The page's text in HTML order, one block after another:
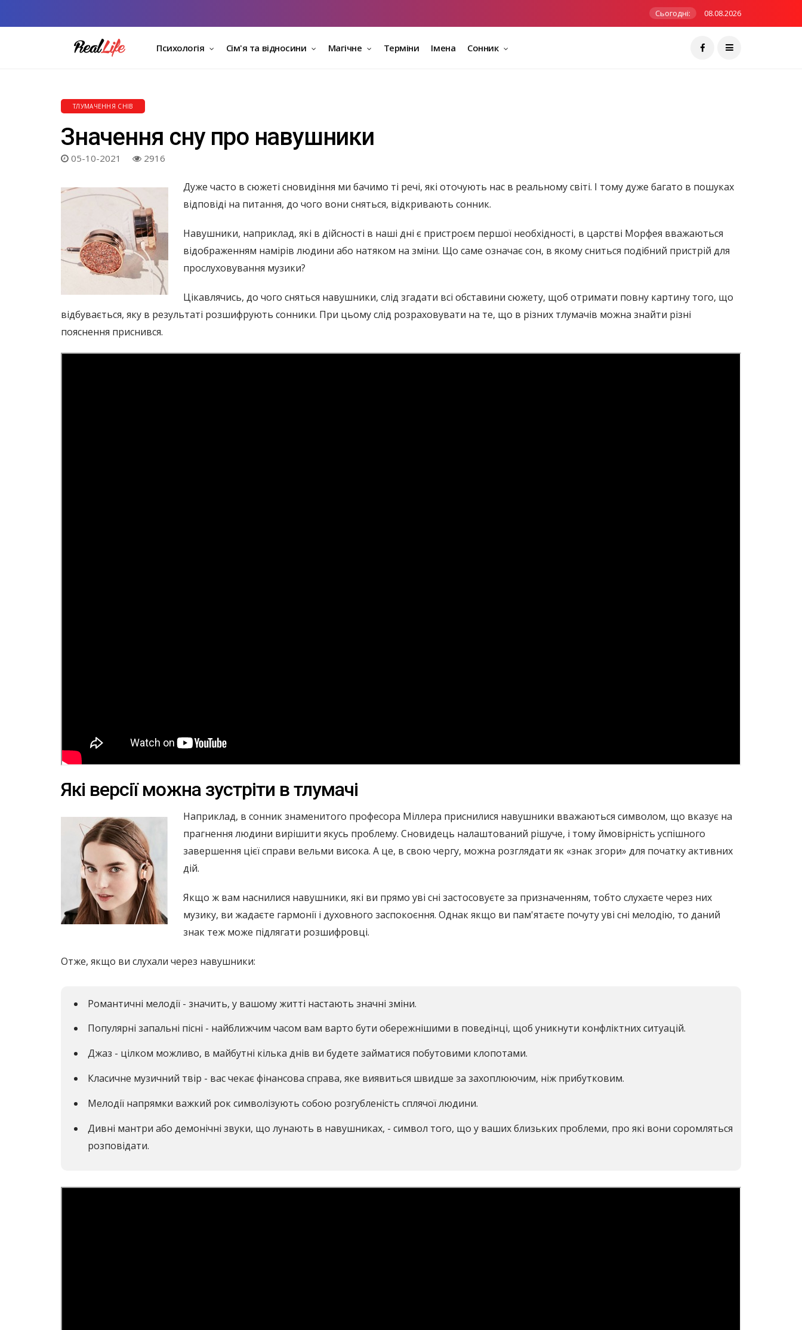
Сьогодні: 08.08.2026
Психологія Сім'я та відносини Магічне Терміни Імена Сонник
ТЛУМАЧЕННЯ СНІВ
Значення сну про навушники
05-10-2021 2916
Дуже часто в сюжеті сновидіння ми бачимо ті речі, які оточують нас в реальному світі. І тому дуже багато в пошуках
відповіді на питання, до чого вони сняться, відкривають сонник.
Навушники, наприклад, які в дійсності в наші дні є пристроєм першої необхідності, в царстві Морфея вважаються
відображенням намірів людини або натяком на зміни. Що саме означає сон, в якому сниться подібний пристрій для
прослуховування музики?
Цікавлячись, до чого сняться навушники, слід згадати всі обставини сюжету, щоб отримати повну картину того, що
відбувається, яку в результаті розшифрують сонники. При цьому слід розраховувати на те, що в різних тлумачів можна знайти різні
пояснення приснився.
Які версії можна зустріти в тлумачі
Наприклад, в сонник знаменитого професора Міллера приснилися навушники вважаються символом, що вказує на
прагнення людини вирішити якусь проблему. Сновидець налаштований рішуче, і тому ймовірність успішного
завершення цієї справи вельми висока. А це, в свою чергу, можна розглядати як «знак згори» для початку активних
дій.
Якщо ж вам наснилися навушники, які ви прямо уві сні застосовуєте за призначенням, тобто слухаєте через них
музику, ви жадаєте гармонії і духовного заспокоєння. Однак якщо ви пам'ятаєте почуту уві сні мелодію, то даний
знак теж може підлягати розшифровці.
Отже, якщо ви слухали через навушники:
Романтичні мелодії - значить, у вашому житті настають значні зміни.
Популярні запальні пісні - найближчим часом вам варто бути обережнішими в поведінці, щоб уникнути конфліктних ситуацій.
Джаз - цілком можливо, в майбутні кілька днів ви будете займатися побутовими клопотами.
Класичне музичний твір - вас чекає фінансова справа, яке виявиться швидше за захоплюючим, ніж прибутковим.
Мелодії напрямки важкий рок символізують собою розгубленість сплячої людини.
Дивні мантри або демонічні звуки, що лунають в навушниках, - символ того, що у ваших близьких проблеми, про які вони соромляться
розповідати.